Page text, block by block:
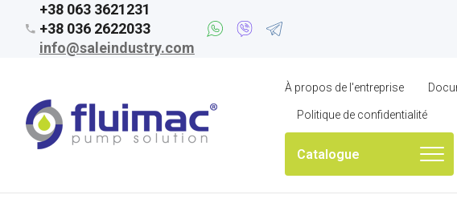
+38 063 3621231
+38 036 2622033
info@saleindustry.com
À propos de l'entreprise
Politique de confidentialité
Catalogue